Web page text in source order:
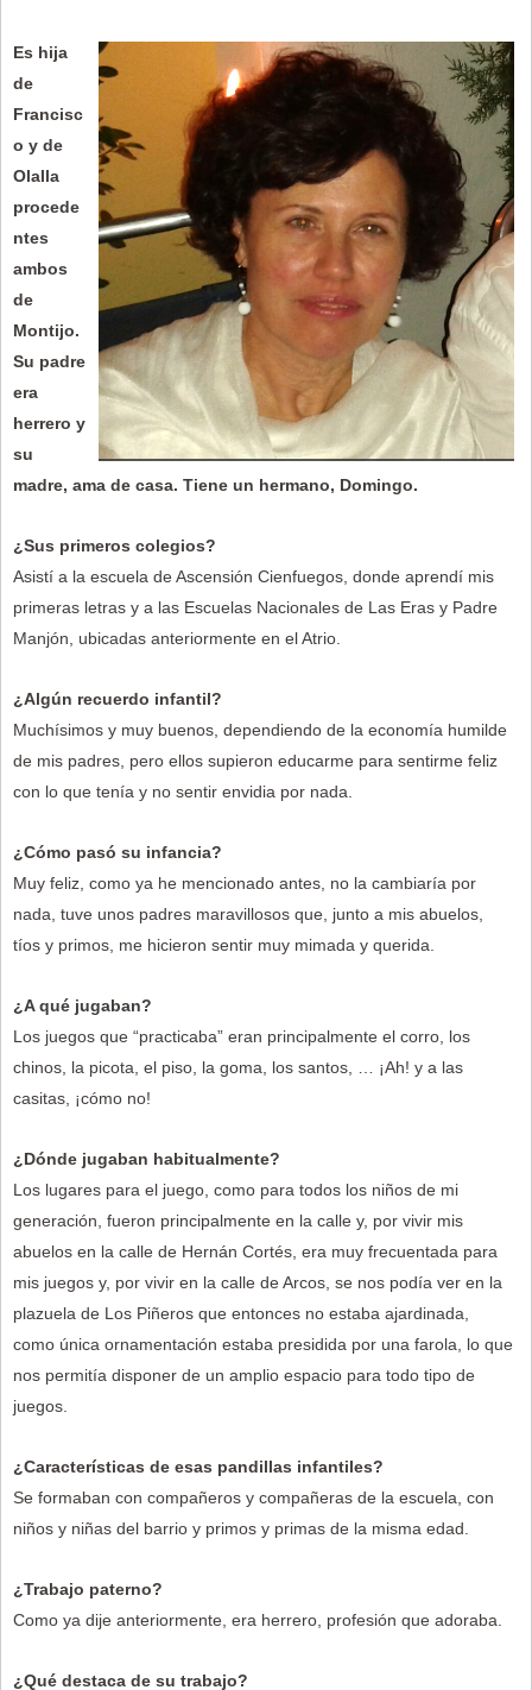
Es hija
de
Francisc
o y de
Olalla
procede
ntes
ambos
de
Montijo.
Su padre
era
herrero y
su
madre, ama de casa. Tiene un hermano, Domingo.
¿Sus primeros colegios?
Asistí a la escuela de Ascensión Cienfuegos, donde aprendí mis
primeras letras y a las Escuelas Nacionales de Las Eras y Padre
Manjón, ubicadas anteriormente en el Atrio.
¿Algún recuerdo infantil?
Muchísimos y muy buenos, dependiendo de la economía humilde
de mis padres, pero ellos supieron educarme para sentirme feliz
con lo que tenía y no sentir envidia por nada.
¿Cómo pasó su infancia?
Muy feliz, como ya he mencionado antes, no la cambiaría por
nada, tuve unos padres maravillosos que, junto a mis abuelos,
tíos y primos, me hicieron sentir muy mimada y querida.
¿A qué jugaban?
Los juegos que “practicaba” eran principalmente el corro, los
chinos, la picota, el piso, la goma, los santos, … ¡Ah! y a las
casitas, ¡cómo no!
¿Dónde jugaban habitualmente?
Los lugares para el juego, como para todos los niños de mi
generación, fueron principalmente en la calle y, por vivir mis
abuelos en la calle de Hernán Cortés, era muy frecuentada para
mis juegos y, por vivir en la calle de Arcos, se nos podía ver en la
plazuela de Los Piñeros que entonces no estaba ajardinada,
como única ornamentación estaba presidida por una farola, lo que
nos permitía disponer de un amplio espacio para todo tipo de
juegos.
¿Características de esas pandillas infantiles?
Se formaban con compañeros y compañeras de la escuela, con
niños y niñas del barrio y primos y primas de la misma edad.
¿Trabajo paterno?
Como ya dije anteriormente, era herrero, profesión que adoraba.
¿Qué destaca de su trabajo?